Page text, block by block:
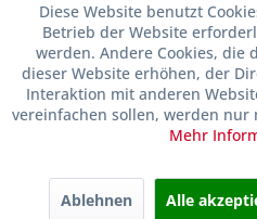
Diese Website benutzt
Betrieb der Website
werden. Andere Cookies, die
dieser Website erhöhen, der
Interaktion mit anderen
vereinfachen sollen, werden
Mehr
Ablehnen Alle